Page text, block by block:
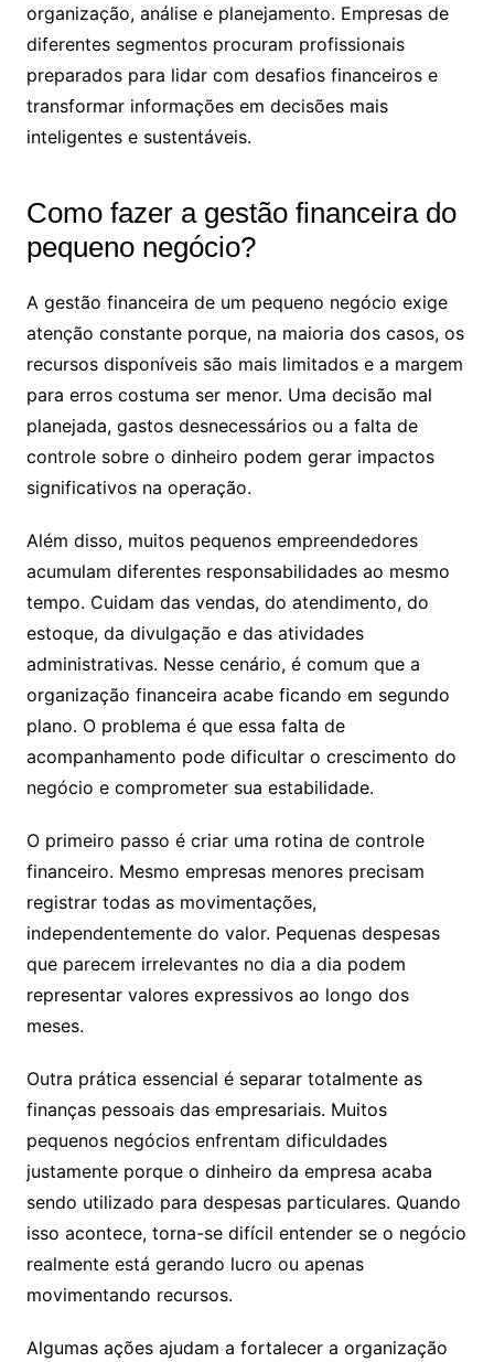
organização, análise e planejamento. Empresas de
diferentes segmentos procuram profissionais
preparados para lidar com desafios financeiros e
transformar informações em decisões mais
inteligentes e sustentáveis.
Como fazer a gestão financeira do
pequeno negócio​?
A gestão financeira de um pequeno negócio exige
atenção constante porque, na maioria dos casos, os
recursos disponíveis são mais limitados e a margem
para erros costuma ser menor. Uma decisão mal
planejada, gastos desnecessários ou a falta de
controle sobre o dinheiro podem gerar impactos
significativos na operação.
Além disso, muitos pequenos empreendedores
acumulam diferentes responsabilidades ao mesmo
tempo. Cuidam das vendas, do atendimento, do
estoque, da divulgação e das atividades
administrativas. Nesse cenário, é comum que a
organização financeira acabe ficando em segundo
plano. O problema é que essa falta de
acompanhamento pode dificultar o crescimento do
negócio e comprometer sua estabilidade.
O primeiro passo é criar uma rotina de controle
financeiro. Mesmo empresas menores precisam
registrar todas as movimentações,
independentemente do valor. Pequenas despesas
que parecem irrelevantes no dia a dia podem
representar valores expressivos ao longo dos
meses.
Outra prática essencial é separar totalmente as
finanças pessoais das empresariais. Muitos
pequenos negócios enfrentam dificuldades
justamente porque o dinheiro da empresa acaba
sendo utilizado para despesas particulares. Quando
isso acontece, torna-se difícil entender se o negócio
realmente está gerando lucro ou apenas
movimentando recursos.
Algumas ações ajudam a fortalecer a organização